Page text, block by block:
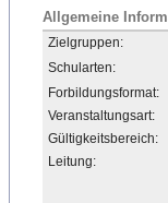
Allgemeine
Zielgruppen:
Schularten:
Forbildungsformat:
Veranstaltungsart:
Gültigkeitsbereich:
Leitung: